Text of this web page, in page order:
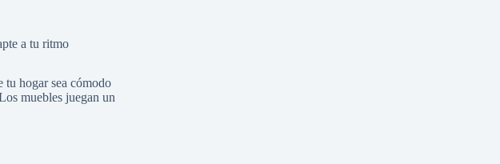
a tu ritmo
tu hogar sea cómodo
muebles juegan un